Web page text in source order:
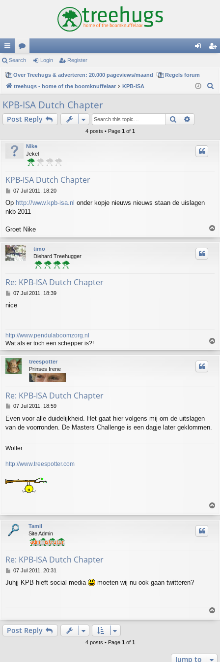
ui
ck
lin
ks
or
u
m
s
in
er
Search Login Register
Over Treehugs & adverteren: 20.000 pageviews/maand
Regels forum
treehugs - home of the boomknuffelaar
KPB-ISA
h
KPB-ISA Dutch Chapter
Post Reply Search
4 posts • Page 1 of 1
Nike
Jekel
KPB-ISA Dutch Chapter
P
s
t
07 Jul 2011, 18:20
Op http://www.kpb-isa.nl onder kopje nieuws nieuws staan de uislagen
nkb 2011
Groet Nike
o
p
timo
Diehard Treehugger
Re: KPB-ISA Dutch Chapter
P
s
07 Jul 2011, 18:39
nice
http://www.pendulaboomzorg.nl
Wat als er toch een schepper is?!
p
treespotter
Prinses Irene
Re: KPB-ISA Dutch Chapter
P
s
t
07 Jul 2011, 18:59
Even voor alle duidelijkheid. Het gaat hier volgens mij om de uitslagen
van de voorronden. De Masters Challenge is een dagje later geklommen.
Wolter
http://www.treespotter.com
o
p
Tamil
Site Admin
Re: KPB-ISA Dutch Chapter
P
s
07 Jul 2011, 20:31
Juhjj KPB hieft social media moeten wij nu ook gaan twitteren?
Post Reply
4 posts • Page 1 of 1
Jump to